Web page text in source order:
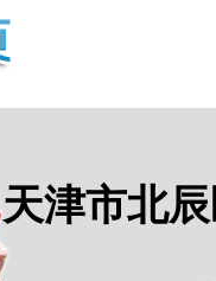
天津市北